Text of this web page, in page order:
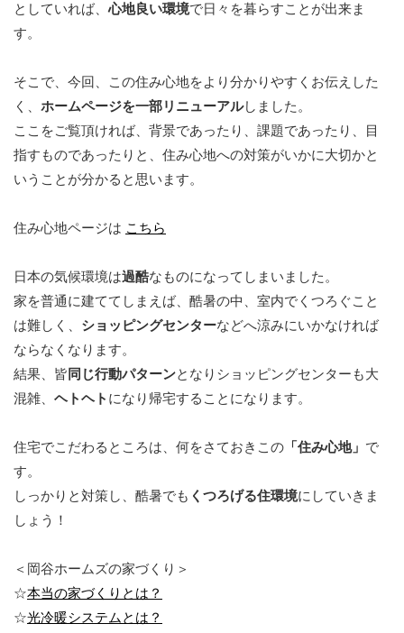
としていれば、心地良い環境で日々を暮らすことが出来ま
す。
そこで、今回、この住み心地をより分かりやすくお伝えした
く、 ホームページを一部リニューアルしました。
ここをご覧頂ければ、背景であったり、課題であったり、目
指すものであったりと、住み心地への対策がいかに大切かと
いうことが分かると思います。
住み心地ページは こちら
日本の気候環境は過酷なものになってしまいました。
家を普通に建ててしまえば、酷暑の中、室内でくつろぐこと
は難しく、 ショッピングセンターなどへ涼みにいかなければ
ならなくなります。
結果、皆 同じ行動パターンとなりショッピングセンターも大
混雑、 ヘトヘト になり帰宅することになります。
住宅でこだわるところは、何をさておきこの 「住み心地」 で
す。
しっかりと対策し、酷暑でも くつろげる住環境にしていきま
しょう！
＜岡谷ホームズの家づくり＞
☆本当の家づくりとは？
☆光冷暖システムとは？